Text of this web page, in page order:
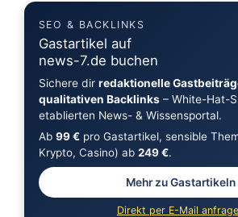
SEO & BACKLINKS
Gastartikel auf
news-7.de buchen
Sichere dir redaktionelle
qualitativen Backlinks– White-Hat-
etablierten News- & Wissensportal.
Ab 99 €pro Gastartikel, sensible
Krypto, Casino) ab 249 €.
Mehr zu Gastartikeln
Direkt per E-Mail